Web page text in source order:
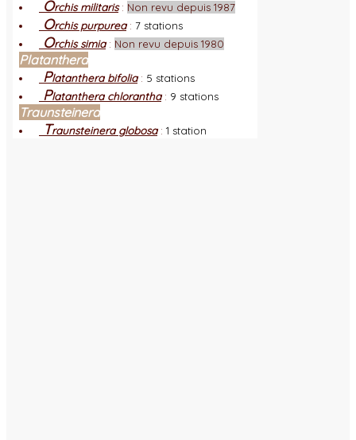
Orchis militaris: Non revu depuis 1987
Orchis purpurea: 7 stations
Orchis simia: Non revu depuis 1980
Platanthera
Platanthera bifolia: 5 stations
Platanthera chlorantha: 9 stations
Traunsteinera
Traunsteinera globosa: 1 station